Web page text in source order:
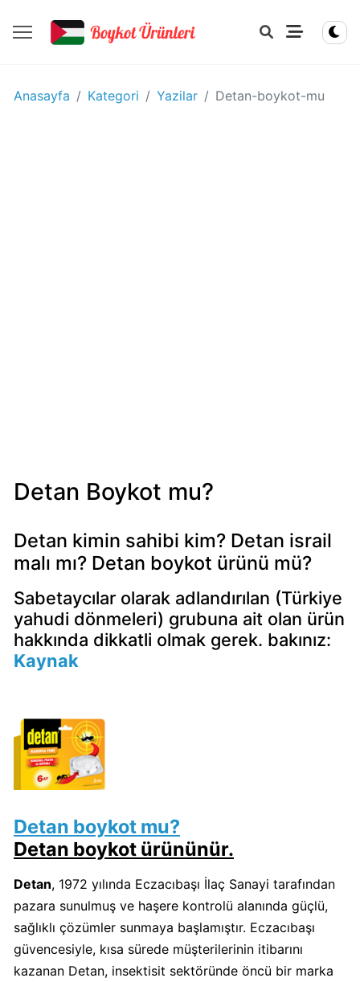
YIYECEK
Kim?
Pizza
Hut
mu?
Pizza
Hut
Kimin
Algida
Boykot
mu?
Kimin
Sahibi
Burger
King
Boykot
mu?
Anasayfa Kategori Yazilar Detan-boykot-mu
Detan Boykot mu?
Detan kimin sahibi kim? Detan israil
malı mı? Detan boykot ürünü mü?
Sabetaycılar olarak adlandırılan (Türkiye
yahudi dönmeleri) grubuna ait olan ürün
hakkında dikkatli olmak gerek. bakınız:
Kaynak
Detan boykot mu?
Detan boykot ürününür.
Detan, 1972 yılında Eczacıbaşı İlaç Sanayi tarafından
pazara sunulmuş ve haşere kontrolü alanında güçlü,
sağlıklı çözümler sunmaya başlamıştır. Eczacıbaşı
güvencesiyle, kısa sürede müşterilerinin itibarını
kazanan Detan, insektisit sektöründe öncü bir marka